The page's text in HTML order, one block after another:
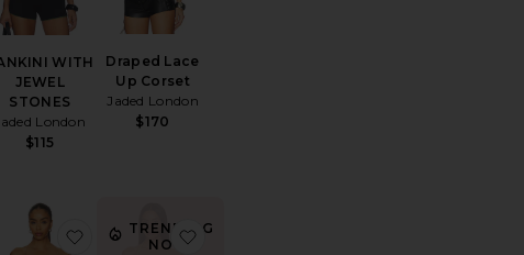
price:
price:
WITH
JEWEL
STONES
London
$115
Draped Lace
Up Corset
Jaded London
$170
aux préférésTatiana Backless Studded Top
ajouter aux préférésAura Glomesh Top
TRENDING
NOW!
ajouter aux préférésFallon Top